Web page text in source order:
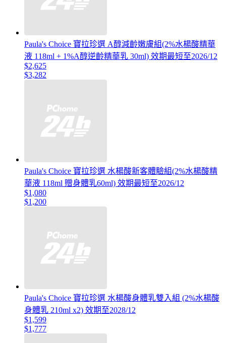
Paula's Choice 寶拉珍選 A醇減齡嫩膚組(2%水楊酸精華
液 118ml + 1%A醇逆齡精華乳 30ml) 效期最短至2026/12
$2,625
$3,282
Paula's Choice 寶拉珍選 水楊酸新客體驗組(2%水楊酸精
華液 118ml 贈身體乳60ml) 效期最短至2026/12
$1,080
$1,200
Paula's Choice 寶拉珍選 水楊酸身體乳雙入組 (2%水楊酸
身體乳 210ml x2) 效期至2028/12
$1,599
$1,777